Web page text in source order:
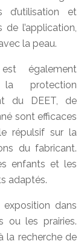
d’utilisation et
l’application,
la peau.
également
protection
du DEET, de
sont efficaces
répulsif sur la
du fabricant.
enfants et les
adaptés.
exposition dans
ou les prairies.
la recherche de